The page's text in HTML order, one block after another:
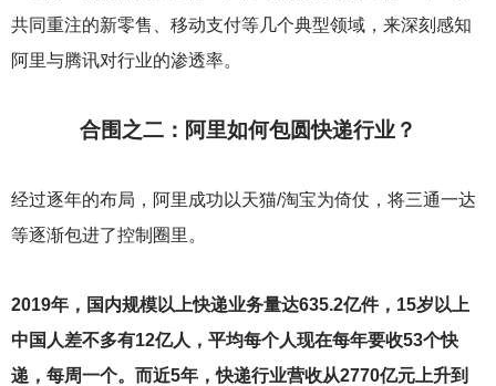
共同重注的新零售、移动支付等几个典型领域，来深刻感知
阿里与腾讯对行业的渗透率。
合围之二：阿里如何包圆快递行业？
经过逐年的布局，阿里成功以天猫/淘宝为倚仗，将三通一达
等逐渐包进了控制圈里。
2019年，国内规模以上快递业务量达635.2亿件，15岁以上
中国人差不多有12亿人，平均每个人现在每年要收53个快
递，每周一个。而近5年，快递行业营收从2770亿元上升到